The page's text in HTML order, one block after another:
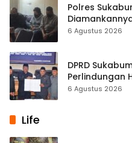
Polres
Kasus Sabu
6 Agustus 2026
DPRD
Perlindungan
Diperkuat
6 Agustus 2026
Life